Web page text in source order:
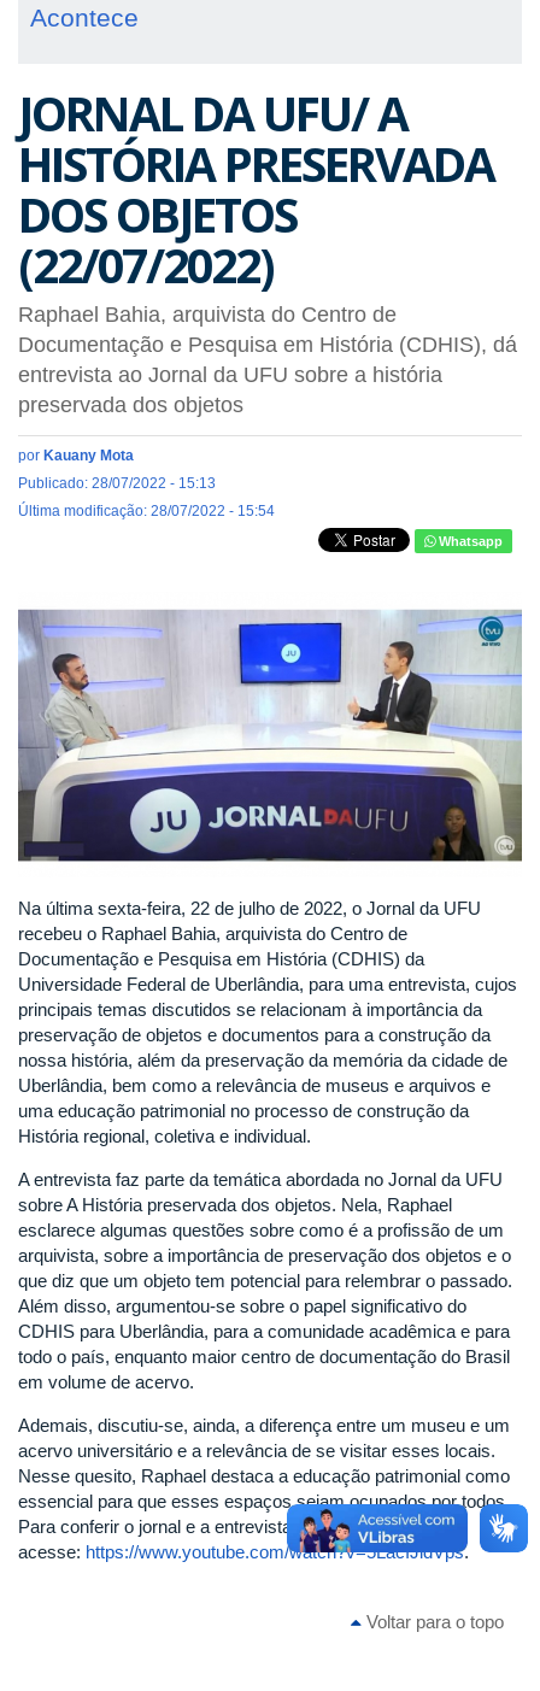
Acontece
JORNAL DA UFU/ A
HISTÓRIA PRESERVADA
DOS OBJETOS
(22/07/2022)
Raphael Bahia, arquivista do Centro de
Documentação e Pesquisa em História (CDHIS), dá
entrevista ao Jornal da UFU sobre a história
preservada dos objetos
por Kauany Mota
Publicado: 28/07/2022 - 15:13
Última modificação: 28/07/2022 - 15:54
Whatsapp
Na última sexta-feira, 22 de julho de 2022, o Jornal da UFU
recebeu o Raphael Bahia, arquivista do Centro de
Documentação e Pesquisa em História (CDHIS) da
Universidade Federal de Uberlândia, para uma entrevista, cujos
principais temas discutidos se relacionam à importância da
preservação de objetos e documentos para a construção da
nossa história, além da preservação da memória da cidade de
Uberlândia, bem como a relevância de museus e arquivos e
uma educação patrimonial no processo de construção da
História regional, coletiva e individual.
A entrevista faz parte da temática abordada no Jornal da UFU
sobre A História preservada dos objetos. Nela, Raphael
esclarece algumas questões sobre como é a profissão de um
arquivista, sobre a importância de preservação dos objetos e o
que diz que um objeto tem potencial para relembrar o passado.
Além disso, argumentou-se sobre o papel significativo do
CDHIS para Uberlândia, para a comunidade acadêmica e para
todo o país, enquanto maior centro de documentação do Brasil
em volume de acervo.
Ademais, discutiu-se, ainda, a diferença entre um museu e um
acervo universitário e a relevância de se visitar esses locais.
Nesse quesito, Raphael destaca a educação patrimonial como
essencial para que esses espaços sejam ocupados por todos.
Para conferir o jornal e a entrevista na íntegra,
acesse: https://www.youtube.com/watch?v=5LacIJldVps.
Voltar para o topo